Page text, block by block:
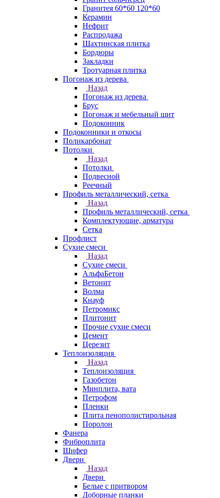
Гранитея 60*60 120*60
Керамин
Нефрит
Распродажа
Шахтинская плитка
Бордюры
Закладки
Тротуарная плитка
Погонаж из дерева
Назад
Погонаж из дерева
Брус
Погонаж и мебельный щит
Подоконник
Подоконники и откосы
Поликарбонат
Потолки
Назад
Потолки
Подвесной
Реечный
Профиль металлический, сетка
Назад
Профиль металлический, сетка
Комплектующие, арматура
Сетка
Профлист
Сухие смеси
Назад
Сухие смеси
АльфаБетон
Ветонит
Волма
Кнауф
Петромикс
Плитонит
Прочие сухие смеси
Цемент
Церезит
Теплоизоляция
Назад
Теплоизоляция
Газобетон
Минплита, вата
Петрофом
Пленки
Плита пенополистирольная
Поролон
Фанера
Фиброплита
Шифер
Двери
Назад
Двери
Белые с притвором
Доборные планки